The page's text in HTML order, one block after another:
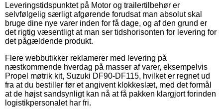
Leveringstidspunktet på Motor og trailertilbehør er
selvfølgelig særligt afgørende forudsat man absolut skal
bruge dine nye varer inden for få dage, og af den grund er
det rigtig væsentligt at man ser tidshorisonten for levering for
det pågældende produkt.
Flere webbutikker reklamerer med levering på
næstkommende hverdag på masser af varer, eksempelvis
Propel møtrik kit, Suzuki DF90-DF115, hvilket er regnet ud
fra at du bestiller før et angivent klokkeslæt, med det formål
at de højst sandsynligt kan nå at få pakken klargjort forinden
logistikpersonalet har fri.